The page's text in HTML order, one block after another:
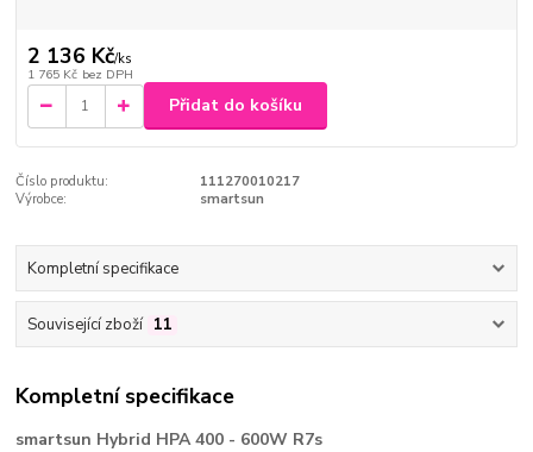
2 136 Kč/ks
1 765 Kč bez DPH
Přidat do košíku
Číslo produktu:
111270010217
Výrobce:
smartsun
Kompletní specifikace
Související zboží 11
Kompletní specifikace
smartsun Hybrid HPA 400 - 600W R7s